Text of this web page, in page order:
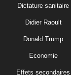
Dictature sanitaire
Didier Raoult
Donald Trump
Economie
Effets secondaires